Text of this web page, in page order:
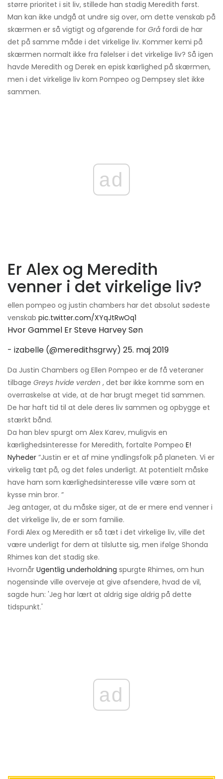
større prioritet i sit liv, stillede han stadig Meredith først.
Man kan ikke undgå at undre sig over, om dette venskab på
skærmen er så vigtigt og afgørende for Grå fordi de har
det på samme måde i det virkelige liv. Kommer kemi på
skærmen normalt ikke fra følelser i det virkelige liv? Så igen
havde Meredith og Derek en episk kærlighed på skærmen,
men i det virkelige liv kom Pompeo og Dempsey slet ikke
sammen.
ad
Er Alex og Meredith
venner i det virkelige liv?
ellen pompeo og justin chambers har det absolut sødeste
venskab pic.twitter.com/XYqJtRwOq1
Hvor Gammel Er Steve Harvey Søn
- izabelle (@meredithsgrwy) 25. maj 2019
Da Justin Chambers og Ellen Pompeo er de få veteraner
tilbage Greys hvide verden , det bør ikke komme som en
overraskelse at vide, at de har brugt meget tid sammen.
De har haft tid til at dele deres liv sammen og opbygge et
stærkt bånd.
Da han blev spurgt om Alex Karev, muligvis en
kærlighedsinteresse for Meredith, fortalte Pompeo E!
Nyheder ”Justin er et af mine yndlingsfolk på planeten. Vi er
virkelig tæt på, og det føles underligt. At potentielt måske
have ham som kærlighedsinteresse ville være som at
kysse min bror. ”
Jeg antager, at du måske siger, at de er mere end venner i
det virkelige liv, de er som familie.
Fordi Alex og Meredith er så tæt i det virkelige liv, ville det
være underligt for dem at tilslutte sig, men ifølge Shonda
Rhimes kan det stadig ske.
Hvornår Ugentlig underholdning spurgte Rhimes, om hun
nogensinde ville overveje at give afsendere, hvad de vil,
sagde hun: 'Jeg har lært at aldrig sige aldrig på dette
tidspunkt.'
ad